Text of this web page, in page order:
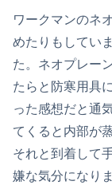
ワークマンのネ
めたりもしてい
た。ネオプレー
たらと防寒用具
った感想だと通
てくると内部が
それと到着して
嫌な気分になりま